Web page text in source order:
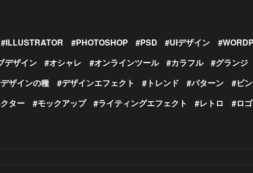
ILLUSTRATOR PHOTOSHOP PSD UIデザイン
デザイン オシャレ オンラインツール カラフル グランジ
デザインの種 デザインエフェクト トレンド パターン ビ
ター モックアップ ライティングエフェクト レトロ ロゴ